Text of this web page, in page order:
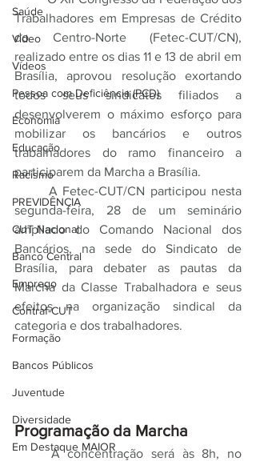
Saúde
Vídeo
Vídeos
Pessoa com Deficiência (PCD)
Economia
Educação
Racismo
PREVIDÊNCIA
CUT Nacional
Banco Central
Emprego
Contraf-CUT
Formação
Bancos Públicos
Juventude
Diversidade
Em Destaque MAIOR
Trabalhadores em Empresas de Crédito
do Centro-Norte (Fetec-CUT/CN),
realizado entre os dias 11 e 13 de abril em
Brasília, aprovou resolução exortando
todos seus sindicatos filiados a
desenvolverem o máximo esforço para
mobilizar os bancários e outros
trabalhadores do ramo financeiro a
participarem da Marcha a Brasília.
segunda-feira, 28 de um seminário
ampliado do Comando Nacional dos
Bancários, na sede do Sindicato de
Brasília, para debater as pautas da
Marcha da Classe Trabalhadora e seus
efeitos na organização sindical da
categoria e dos trabalhadores.
Programação da Marcha
	A concentração será às 8h, no